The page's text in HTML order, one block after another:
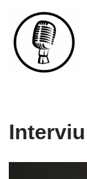
Skip
to
content
Interviu